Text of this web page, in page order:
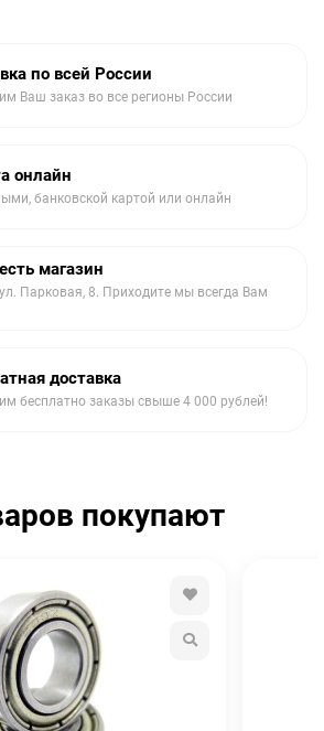
по всей России
Ваш заказ во все регионы России
онлайн
банковской картой или онлайн
магазин
Парковая, 8. Приходите мы всегда Вам
доставка
бесплатно заказы свыше 4 000 рублей!
покупают